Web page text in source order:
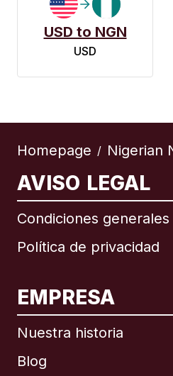
USD to NGN
USD
Homepage / Nigerian
AVISO LEGAL
Condiciones generales
Política de privacidad
EMPRESA
Nuestra historia
Blog